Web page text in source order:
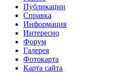
Публикации
Справка
Информация
Интересно
Форум
Галерея
Фотокарта
Карта сайта